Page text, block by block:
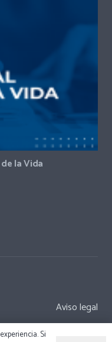
la Vida
Aviso legal
Política de Privacidad
Si